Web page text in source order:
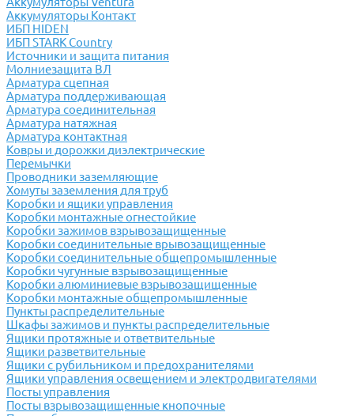
Аккумуляторы Контакт
ИБП HIDEN
ИБП STARK Country
Источники и защита питания
Молниезащита ВЛ
Арматура сцепная
Арматура поддерживающая
Арматура соединительная
Арматура натяжная
Арматура контактная
Ковры и дорожки диэлектрические
Перемычки
Проводники заземляющие
Хомуты заземления для труб
Коробки и ящики управления
Коробки монтажные огнестойкие
Коробки зажимов взрывозащищенные
Коробки соединительные врывозащищенные
Коробки соединительные общепромышленные
Коробки чугунные взрывозащищенные
Коробки алюминиевые взрывозащищенные
Коробки монтажные общепромышленные
Пункты распределительные
Шкафы зажимов и пункты распределительные
Ящики протяжные и ответвительные
Ящики разветвительные
Ящики с рубильником и предохранителями
Ящики управления освещением и электродвигателями
Посты управления
Посты взрывозащищенные кнопочные